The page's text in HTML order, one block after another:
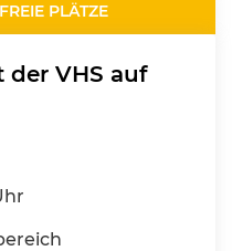
FREIE PLÄTZE
der VHS auf